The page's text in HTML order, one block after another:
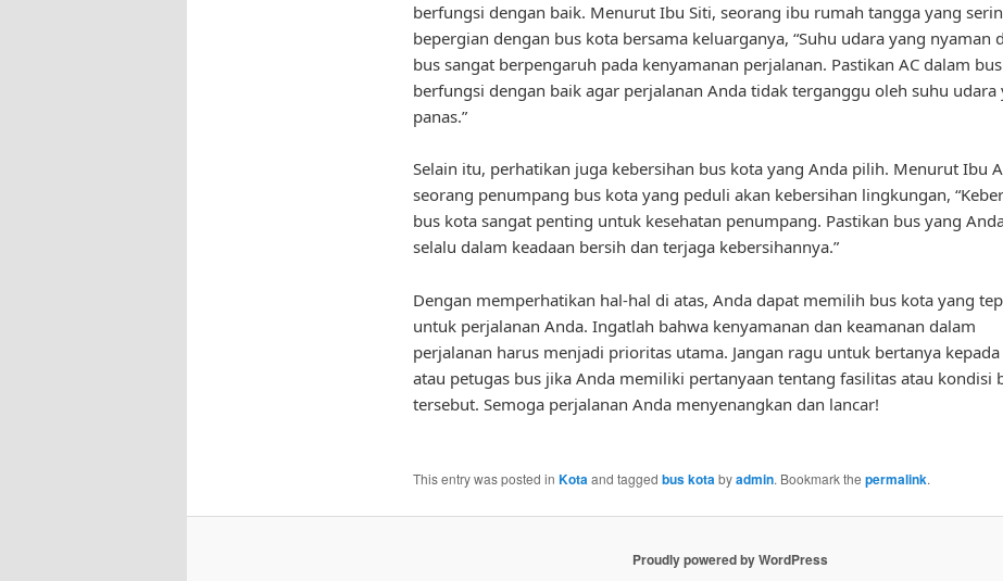
berfungsi dengan baik. Menurut Ibu Siti, seorang ibu rumah tangga yang
bepergian dengan bus kota bersama keluarganya, “Suhu udara yang nyaman
bus sangat berpengaruh pada kenyamanan perjalanan. Pastikan AC dalam bus
berfungsi dengan baik agar perjalanan Anda tidak terganggu oleh suhu udara
panas.”
Selain itu, perhatikan juga kebersihan bus kota yang Anda pilih. Menurut Ibu
seorang penumpang bus kota yang peduli akan kebersihan lingkungan,
bus kota sangat penting untuk kesehatan penumpang. Pastikan bus yang
selalu dalam keadaan bersih dan terjaga kebersihannya.”
Dengan memperhatikan hal-hal di atas, Anda dapat memilih bus kota yang
untuk perjalanan Anda. Ingatlah bahwa kenyamanan dan keamanan dalam
perjalanan harus menjadi prioritas utama. Jangan ragu untuk bertanya
atau petugas bus jika Anda memiliki pertanyaan tentang fasilitas atau kondisi
tersebut. Semoga perjalanan Anda menyenangkan dan lancar!
This entry was posted in Kotaand tagged bus kotabyadmin. Bookmark the permalink.
Proudly powered by WordPress